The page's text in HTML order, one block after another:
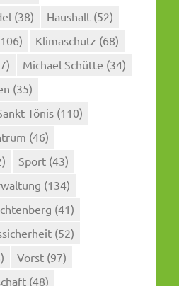
(38) Haushalt (52)
Klimaschutz (68)
Michael Schütte (34)
(35)
Tönis (110)
(46)
Sport (43)
(134)
(41)
(52)
Vorst (97)
(48)